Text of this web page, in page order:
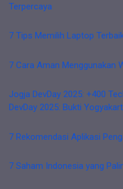
Terpercaya
7 Tips Memilih Laptop
7 Cara Aman Menggunakan
Jogja DevDay 2025: +400
DevDay 2025: Bukti
7 Rekomendasi Aplikasi
7 Saham Indonesia yang